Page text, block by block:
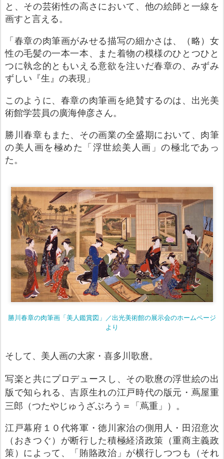
と、その芸術性の高さにおいて、他の絵師と一線を
画すと言える。
「春章の肉筆画がみせる描写の細かさは、（略）女
性の毛髪の一本一本、また着物の模様のひとつひと
つに執念的ともいえる意欲を注いだ春章の、みずみ
ずしい『生』の表現」
このように、春章の肉筆画を絶賛するのは、出光美
術館学芸員の廣海伸彦さん。
勝川春章もまた、その画業の全盛期において、肉筆
の美人画を極めた「浮世絵美人画」の極北であっ
た。
勝川春章の肉筆画「美人鑑賞図」／出光美術館の展示会のホームページ
より
そして、美人画の大家・喜多川歌麿。
写楽 と共にプロデュースし、その歌麿の浮世絵の出
版で知られる、吉原生れの江戸時代の版元・蔦屋重
三郎（つたやじゅうざぶろう＝「蔦重」）。
江戸幕府１０代将軍・徳川家治の側用人・田沼意次
（おきつぐ）が断行した積極経済政策（重商主義政
策）によって、「賄賂政治」が横行しつつも（それ